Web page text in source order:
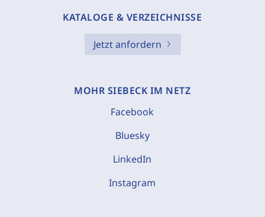
KATALOGE & VERZEICHNISSE
Jetzt anfordern
MOHR SIEBECK IM NETZ
Facebook
Bluesky
LinkedIn
Instagram